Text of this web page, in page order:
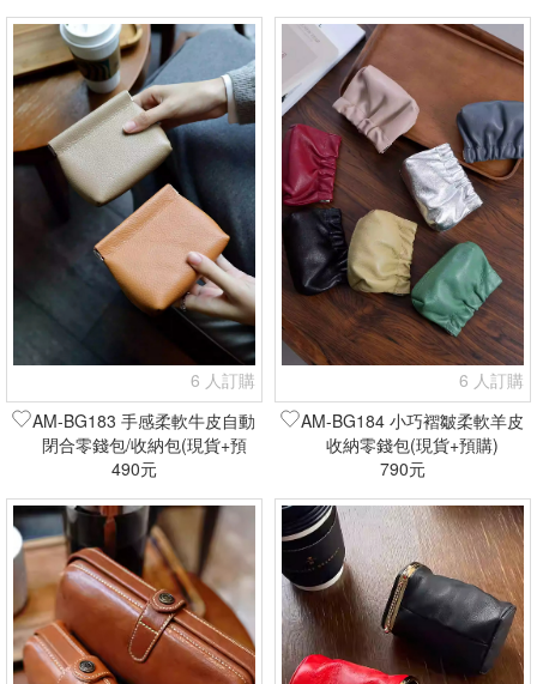
6 人訂購
AM-BG183 手感柔軟牛皮自動
閉合零錢包/收納包(現貨+預
購)
490元
6 人訂購
AM-BG184 小巧褶皺柔軟羊皮
收納零錢包(現貨+預購)
790元